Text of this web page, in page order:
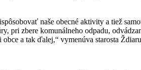
naše obecné aktivity a tiež
pri zbere komunálneho odpadu,
a tak ďalej,“ vymenúva starosta